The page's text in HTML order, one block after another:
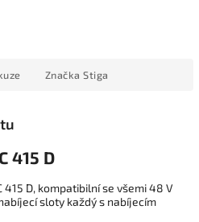
Značka Stiga
415 D
D, kompatibilní se všemi 48 V
sloty každý s nabíjecím